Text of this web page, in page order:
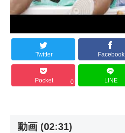
Twitter Facebook
Pocket 0 LINE
動画 (02:31)